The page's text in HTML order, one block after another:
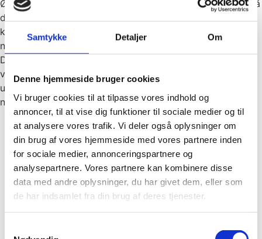
Samtykke Detaljer Om
Denne hjemmeside bruger cookies
Vi bruger cookies til at tilpasse vores indhold og
annoncer, til at vise dig funktioner til sociale medier og til
at analysere vores trafik. Vi deler også oplysninger om
din brug af vores hjemmeside med vores partnere inden
for sociale medier, annonceringspartnere og
analysepartnere. Vores partnere kan kombinere disse
data med andre oplysninger, du har givet dem, eller som
de har indsamlet fra din brug af deres tjenester.
Ønsker I en enkeltkremering kan jeg hjælpe med at forestå
dette. Jeg sørger for transporten til og fra krematoriet,
kontakten til krematoriet samt for at udfylde det
nødvendige papirarbejde.
Dit kæledyrs aske kommer retur i en urne, som I selv har
valgt. Der findes mange forskellige typer og farver af
urner, ligesom I kan vælge en urne med skrift (fx dyrets
navn) eller endda et håndmalet portræt.
Pelsklip eller fjerpluk gratis
Ønsker I at tage noget pels fra eller nogle fjer, så
hjælper jeg gerne med dette uden beregning, hvad
enten dyret skal til kremering eller I selv beholder. I
får en lille pose med snor-lukning til opbevaring af
pelsen eller fjerene.